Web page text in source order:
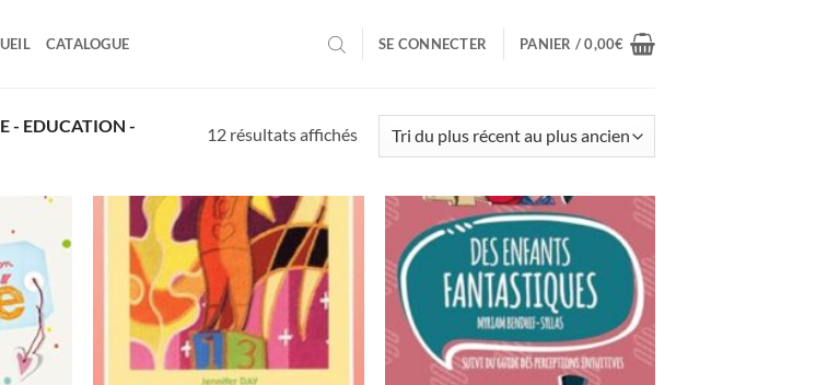
CATALOGUE SE CONNECTER PANIER /0,00€
- EDUCATION -
12 résultats affichésTrié
récent
plus
ancien